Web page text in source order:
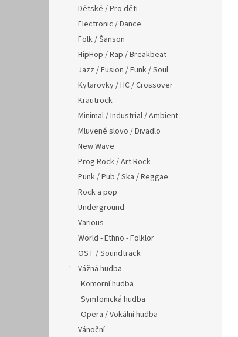
Dětské / Pro děti
Electronic / Dance
Folk / Šanson
HipHop / Rap / Breakbeat
Jazz / Fusion / Funk / Soul
Kytarovky / HC / Crossover
Krautrock
Minimal / Industrial / Ambient
Mluvené slovo / Divadlo
New Wave
Prog Rock / Art Rock
Punk / Pub / Ska / Reggae
Rock a pop
Underground
Various
World - Ethno - Folklor
OST / Soundtrack
Vážná hudba
Komorní hudba
Symfonická hudba
Opera / Vokální hudba
Vánoční